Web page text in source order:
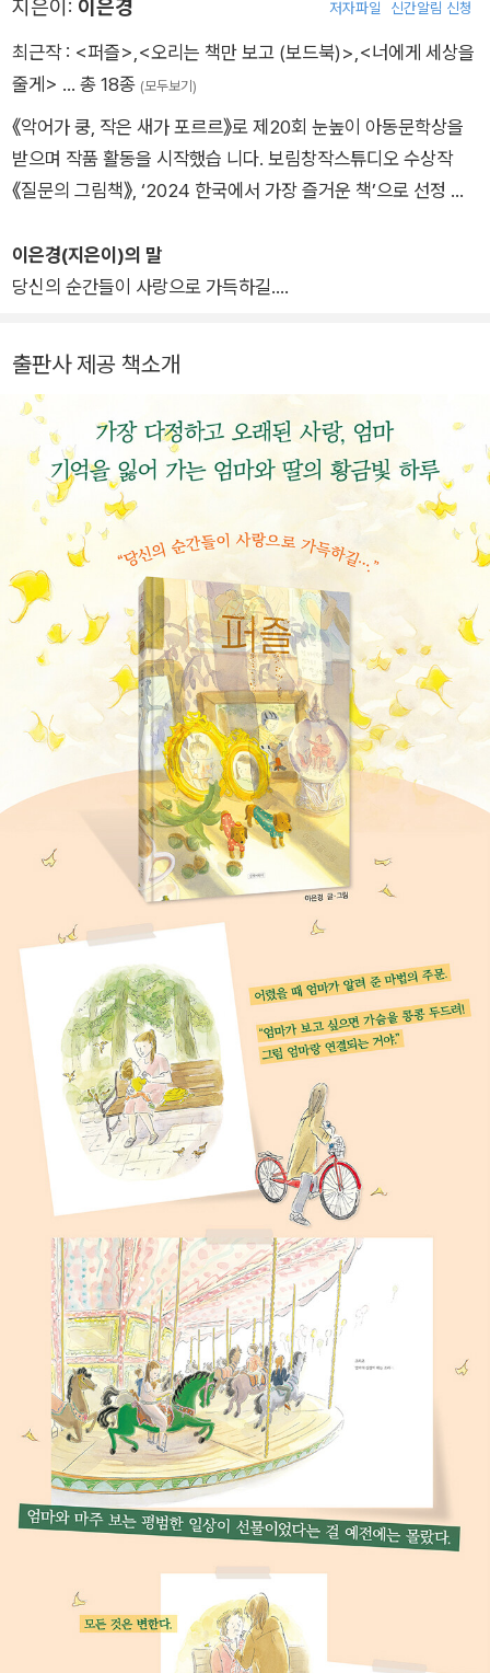
지은이: 이은경 저자파일 신간알림 신청
최근작 : <퍼즐> <오리는 책만 보고 (보드북)> <너에게 세상을
줄게> … 총 18종 (모두보기)
《악어가 쿵, 작은 새가 포르르》로 제20회 눈높이 아동문학상을
받으며 작품 활동을 시작했습 니다. 보림창작스튜디오 수상작
《질문의 그림책》, ‘2024 한국에서 가장 즐거운 책’으로 선정 된
《배추쌈》, 《퍼즐》 등을 쓰고 그렸으며, 동화 《입 무거운 사슴이
고민 들어 드려요》, 《책 읽는 고양이 서꽁치》 등에 그림을 그렸습
이은경(지은이)의 말
당신의 순간들이 사랑으로 가득하길….
출판사 제공 책소개